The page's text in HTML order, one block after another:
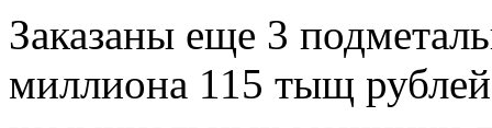
Заказаны еще 3
миллиона 115 тыщ